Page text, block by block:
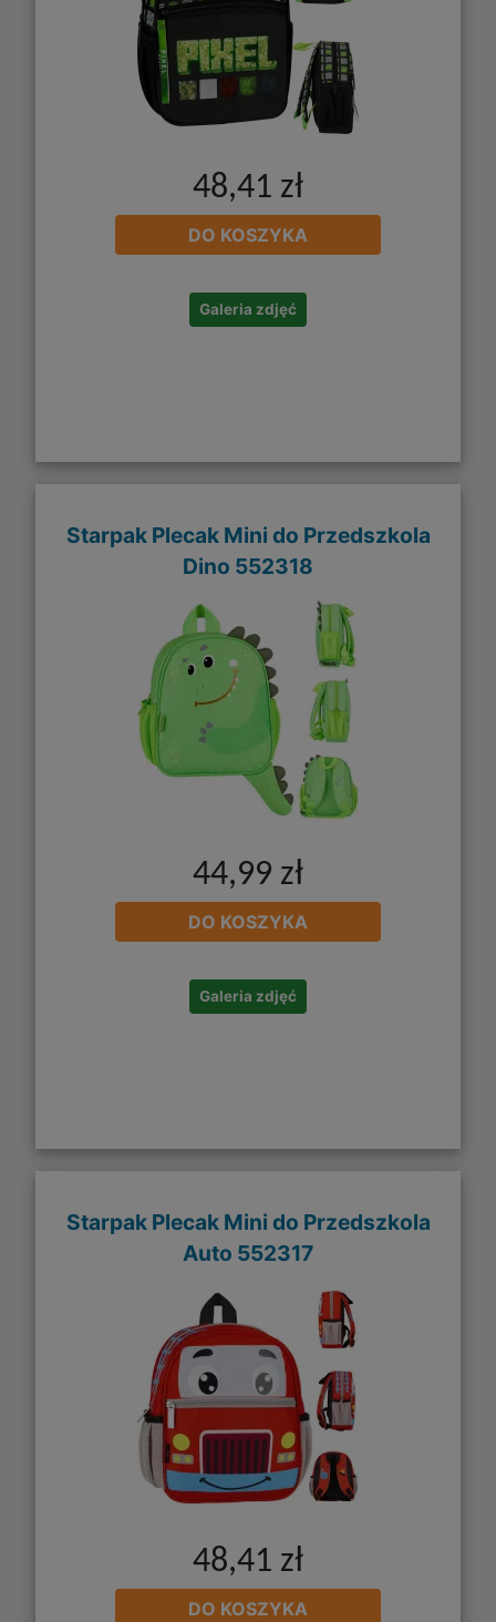
48,41 zł
DO KOSZYKA
Galeria zdjęć
Starpak Plecak Mini do Przedszkola
Dino 552318
44,99 zł
DO KOSZYKA
Galeria zdjęć
Starpak Plecak Mini do Przedszkola
Auto 552317
48,41 zł
DO KOSZYKA